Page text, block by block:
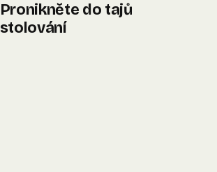
Pronikněte do tajů
stolování